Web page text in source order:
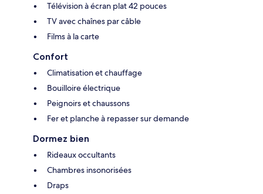
Télévision à écran plat 42 pouces
TV avec chaînes par câble
Films à la carte
Confort
Climatisation et chauffage
Bouilloire électrique
Peignoirs et chaussons
Fer et planche à repasser sur demande
Dormez bien
Rideaux occultants
Chambres insonorisées
Draps